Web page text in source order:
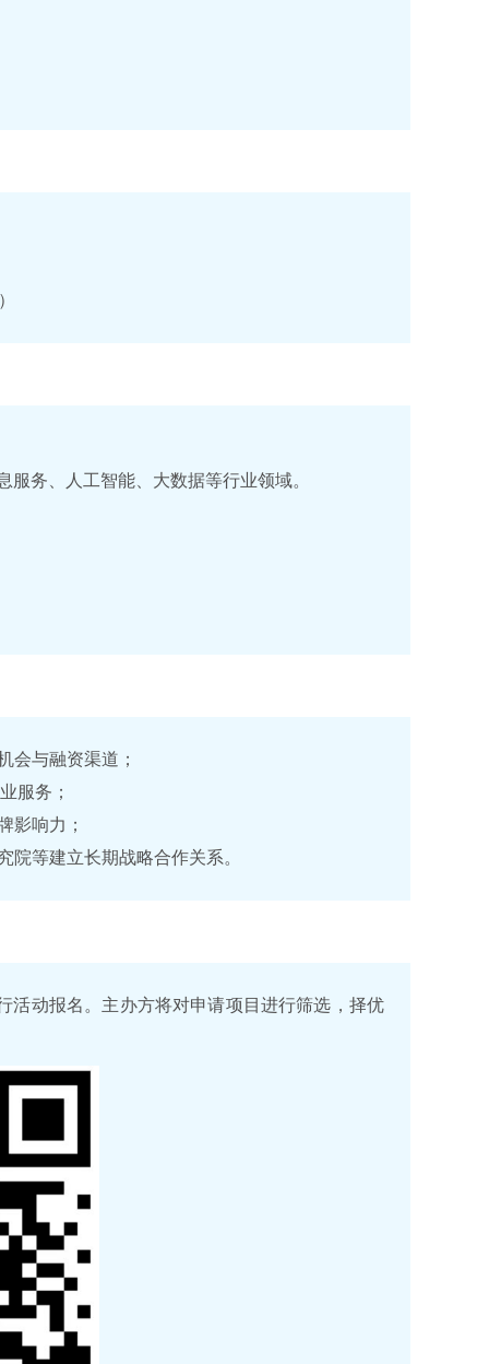
务、人工智能、大数据等行业领域。
会与融资渠道；
服务；
影响力；
等建立长期战略合作关系。
活动报名。主办方将对申请项目进行筛选，择优